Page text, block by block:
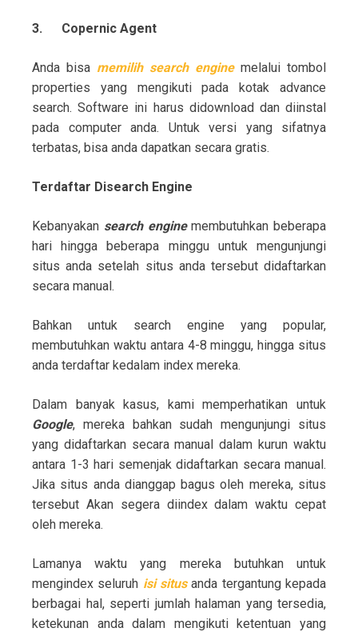
3. Copernic Agent
Anda bisa memilih search enginemelalui tombol
properties yang mengikuti pada kotak advance
search. Software ini harus didownload dan diinstal
pada computer anda. Untuk versi yang sifatnya
terbatas, bisa anda dapatkan secara gratis.
Terdaftar Disearch Engine
Kebanyakan search enginemembutuhkan beberapa
hari hingga beberapa minggu untuk mengunjungi
situs anda setelah situs anda tersebut didaftarkan
secara manual.
Bahkan untuk search engine yang popular,
membutuhkan waktu antara 4-8 minggu, hingga situs
anda terdaftar kedalam index mereka.
Dalam banyak kasus, kami memperhatikan untuk
Google, mereka bahkan sudah mengunjungi situs
yang didaftarkan secara manual dalam kurun waktu
antara 1-3 hari semenjak didaftarkan secara manual.
Jika situs anda dianggap bagus oleh mereka, situs
tersebut Akan segera diindex dalam waktu cepat
oleh mereka.
Lamanya waktu yang mereka butuhkan untuk
mengindex seluruh isi situsanda tergantung kepada
berbagai hal, seperti jumlah halaman yang tersedia,
ketekunan anda dalam mengikuti ketentuan yang